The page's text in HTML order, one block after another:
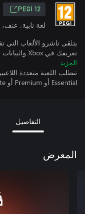
PEGI 12
لغة نابية،
يتلقى ناشرو الألعاب
تعريفك في Xbox والبيانات المقترنة بينما تمارس الألعاب.
المزيد
Essential أو Premium أو Ultimate (اشتراكات تُباع بشكل منفصل).
التفاصيل
المعرض